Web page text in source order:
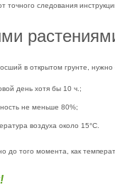
точного следования
в открытом грунте,
день хотя бы 10 ч.;
не меньше 80%;
воздуха около 15°С.
до того момента, как